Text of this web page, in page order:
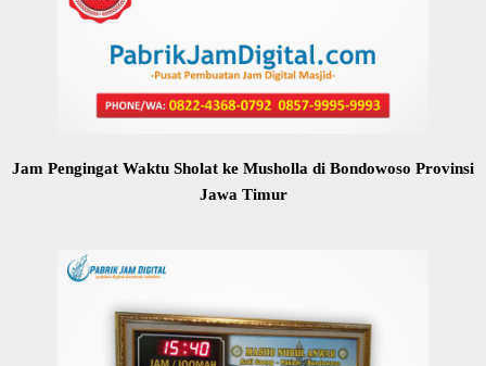
Jam Pengingat Waktu Sholat ke Musholla di Bondowoso Provinsi
Jawa Timur